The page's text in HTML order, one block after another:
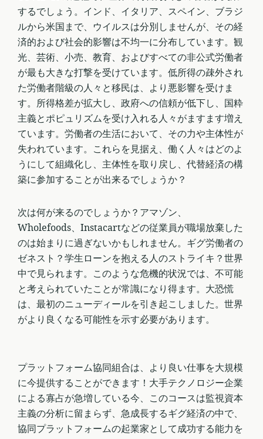
するでしょう。インド、イタリア、スペイン、ブラジ
ルから米国まで、ウイルスは分別しませんが、その経
済的および社会的影響は不均一に分布しています。観
光、芸術、小売、教育、およびすべての非公式労働者
が最も大きな打撃を受けています。低所得の疎外され
た労働者階級の人々と移民は、より悪影響を受けま
す。所得格差が拡大し、政府への信頼が低下し、国粋
主義とポピュリズムを受け入れる人々がますます増え
ています。労働者の生活において、その力や主体性が
失われています。これらを見据え、働く人々はどのよ
うにして組織化し、主体性を取り戻し、代替経済の構
築に参加することが出来るでしょうか？
次は何が来るのでしょうか？アマゾン、
Wholefoods、Instacartなどの従業員が職場放棄した
のは始まりに過ぎないかもしれません。ギグ労働者の
ゼネスト？学生ローンを抱える人のストライキ？世界
中で見られます。このような危機的状況では、不可能
と考えられていたことが常識になり得ます。大恐慌
は、最初のニューディールを引き起こしました。世界
がより良くなる可能性を示す必要があります。
プラットフォーム協同組合は、より良い仕事を大規模
に今提供することができます！大手テクノロジー企業
による寡占が急増している今、このコースは監視資本
主義の分析に留まらず、急成長するギグ経済の中で、
協同プラットフォームの起業家として成功する能力を